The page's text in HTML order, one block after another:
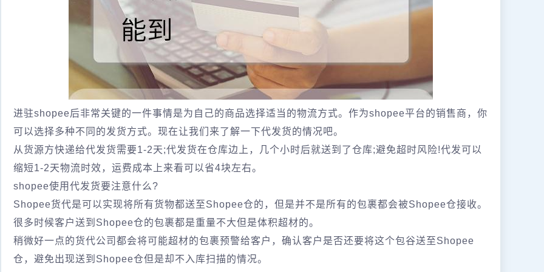
进驻shopee后非常关键的一件事情是为自己的商品选择适当的物流方式。作为shopee平台的销售商，你
可以选择多种不同的发货方式。现在让我们来了解一下代发货的情况吧。
从货源方快递给代发货需要1-2天;代发货在仓库边上，几个小时后就送到了仓库;避免超时风险!代发可以
缩短1-2天物流时效，运费成本上来看可以省4块左右。
shopee使用代发货要注意什么?
Shopee货代是可以实现将所有货物都送至Shopee仓的，但是并不是所有的包裹都会被Shopee仓接收。
很多时候客户送到Shopee仓的包裹都是重量不大但是体积超材的。
稍微好一点的货代公司都会将可能超材的包裹预警给客户，确认客户是否还要将这个包谷送至Shopee
仓，避免出现送到Shopee仓但是却不入库扫描的情况。